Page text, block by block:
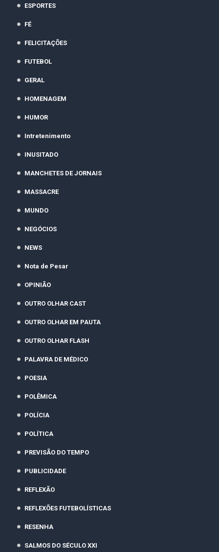
ESPORTES
FÉ
FELICITAÇÕES
FUTEBOL
GERAL
HOMENAGEM
HUMOR
Intretenimento
INUSITADO
MANCHETES DE JORNAIS
MASSACRE
MUNDO
NEGÓCIOS
NEWS
Nota de Pesar
OPINIÃO
OUTRO OLHAR CAST
OUTRO OLHAR EM PAUTA
OUTRO OLHAR FLASH
PALAVRA DE MÉDICO
POESIA
POLÊMICA
POLÍCIA
POLÍTICA
PREVISÃO DO TEMPO
PUBLICIDADE
REFLEXÃO
REFLEXÕES FUTEBOLÍSTICAS
RESENHA
SALMOS DO SÉCULO XXI